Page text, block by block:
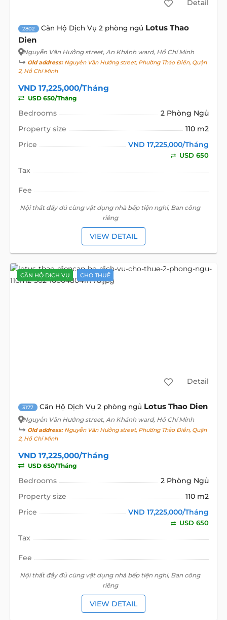
Detail
2802 Căn Hộ Dịch Vụ 2 phòng ngủ Lotus Thao
Dien
Nguyễn Văn Hưởng street, An Khánh ward, Hồ Chí Minh
Old address:Nguyễn Văn Hưởng street, Phường Thảo Điền, Quận
2, Hồ Chí Minh
VND 17,225,000/Tháng
USD 650/Tháng
Bedrooms
2 Phòng Ngủ
Property size
110 m2
Price
VND 17,225,000/Tháng
USD 650
Tax
Fee
Nội thất đầy đủ cùng vật dụng nhà bếp tiện nghi, Ban công
riêng
VIEW DETAIL
CĂN HỘ DỊCH VỤ CHO THUÊ
Detail
3177 Căn Hộ Dịch Vụ 2 phòng ngủ Lotus Thao Dien
Nguyễn Văn Hưởng street, An Khánh ward, Hồ Chí Minh
Old address:Nguyễn Văn Hưởng street, Phường Thảo Điền, Quận
2, Hồ Chí Minh
VND 17,225,000/Tháng
USD 650/Tháng
Bedrooms
2 Phòng Ngủ
Property size
110 m2
Price
VND 17,225,000/Tháng
USD 650
Tax
Fee
Nội thất đầy đủ cùng vật dụng nhà bếp tiện nghi, Ban công
riêng
VIEW DETAIL